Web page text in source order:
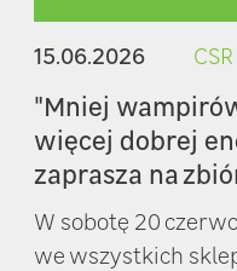
15.06.2026 CSR
"Mniej
więcej dobrej
zaprasza na
W sobotę 20
we wszystkich